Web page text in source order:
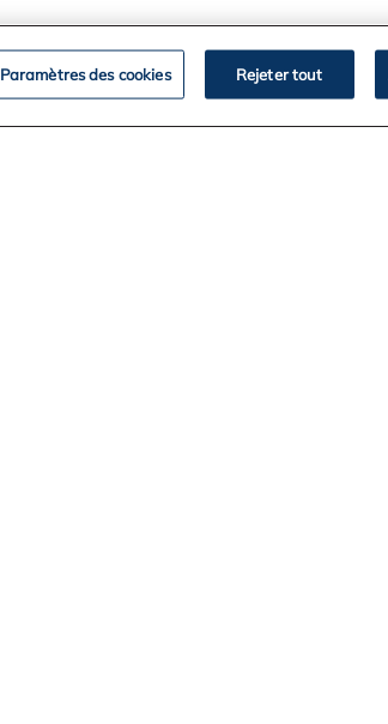
Paramètres des cookies Rejeter tout